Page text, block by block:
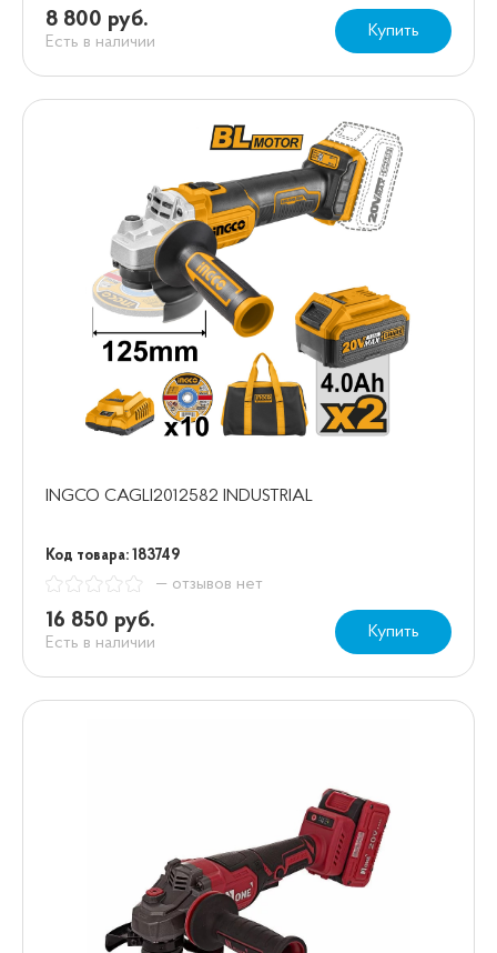
8 800 руб.
Есть в наличии
Купить
INGCO CAGLI2012582 INDUSTRIAL
Код товара: 183749
— отзывов нет
16 850 руб.
Есть в наличии
Купить